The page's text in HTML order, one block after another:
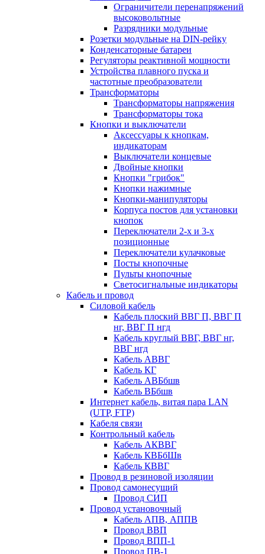
Ограничители перенапряжений
высоковольтные
Разрядники модульные
Розетки модульные на DIN-рейку
Конденсаторные батареи
Регуляторы реактивной мощности
Устройства плавного пуска и
частотные преобразователи
Трансформаторы
Трансформаторы напряжения
Трансформаторы тока
Кнопки и выключатели
Аксессуары к кнопкам,
индикаторам
Выключатели концевые
Двойные кнопки
Кнопки "грибок"
Кнопки нажимные
Кнопки-манипуляторы
Корпуса постов для установки
кнопок
Переключатели 2-х и 3-х
позиционные
Переключатели кулачковые
Посты кнопочные
Пульты кнопочные
Светосигнальные индикаторы
Кабель и провод
Силовой кабель
Кабель плоский ВВГ П, ВВГ П
нг, ВВГ П нгд
Кабель круглый ВВГ, ВВГ нг,
ВВГ нгд
Кабель АВВГ
Кабель КГ
Кабель АВБбшв
Кабель ВБбшв
Интернет кабель, витая пара LAN
(UTP, FTP)
Кабеля связи
Контрольный кабель
Кабель АКВВГ
Кабель КВБбШв
Кабель КВВГ
Провод в резиновой изоляции
Провод самонесущий
Провод СИП
Провод установочный
Кабель АПВ, АППВ
Провод ВВП
Провод ВПП-1
Провод ПВ-1